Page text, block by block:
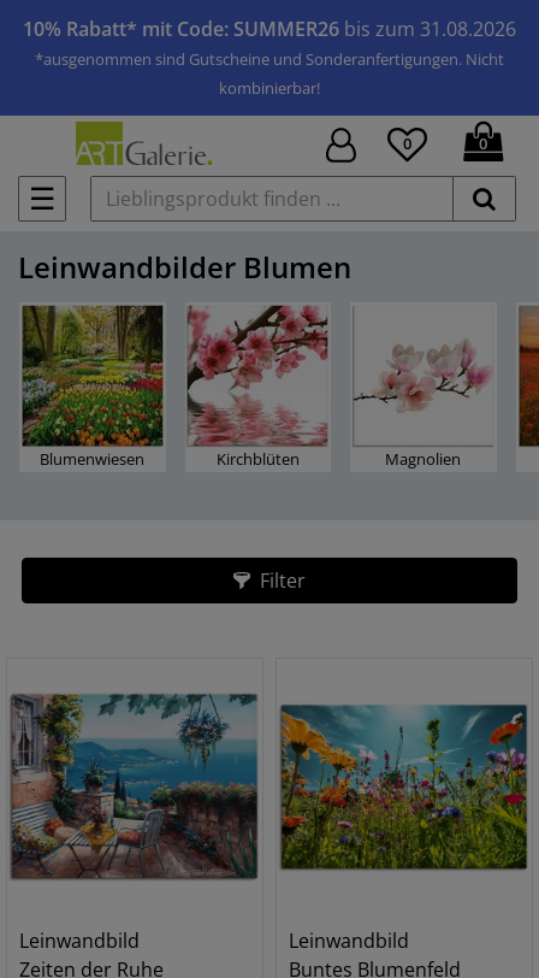
10% Rabatt* mit Code: SUMMER26 bis zum 31.08.2026
*ausgenommen sind Gutscheine und Sonderanfertigungen. Nicht
kombinierbar!
☰
0 0
Leinwandbilder Blumen
Blumenwiesen Kirchblüten Magnolien
Filter
Leinwandbild
Zeiten der Ruhe
Leinwandbild
Buntes Blumenfeld